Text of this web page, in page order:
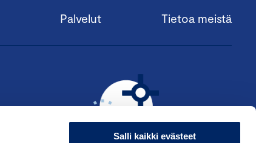
Salli kaikki evästeet
Palvelut Tietoa meistä